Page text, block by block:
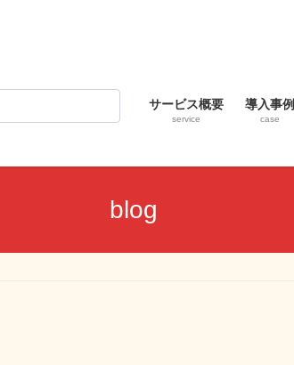
サービス概要
service
導入事例
case
blog